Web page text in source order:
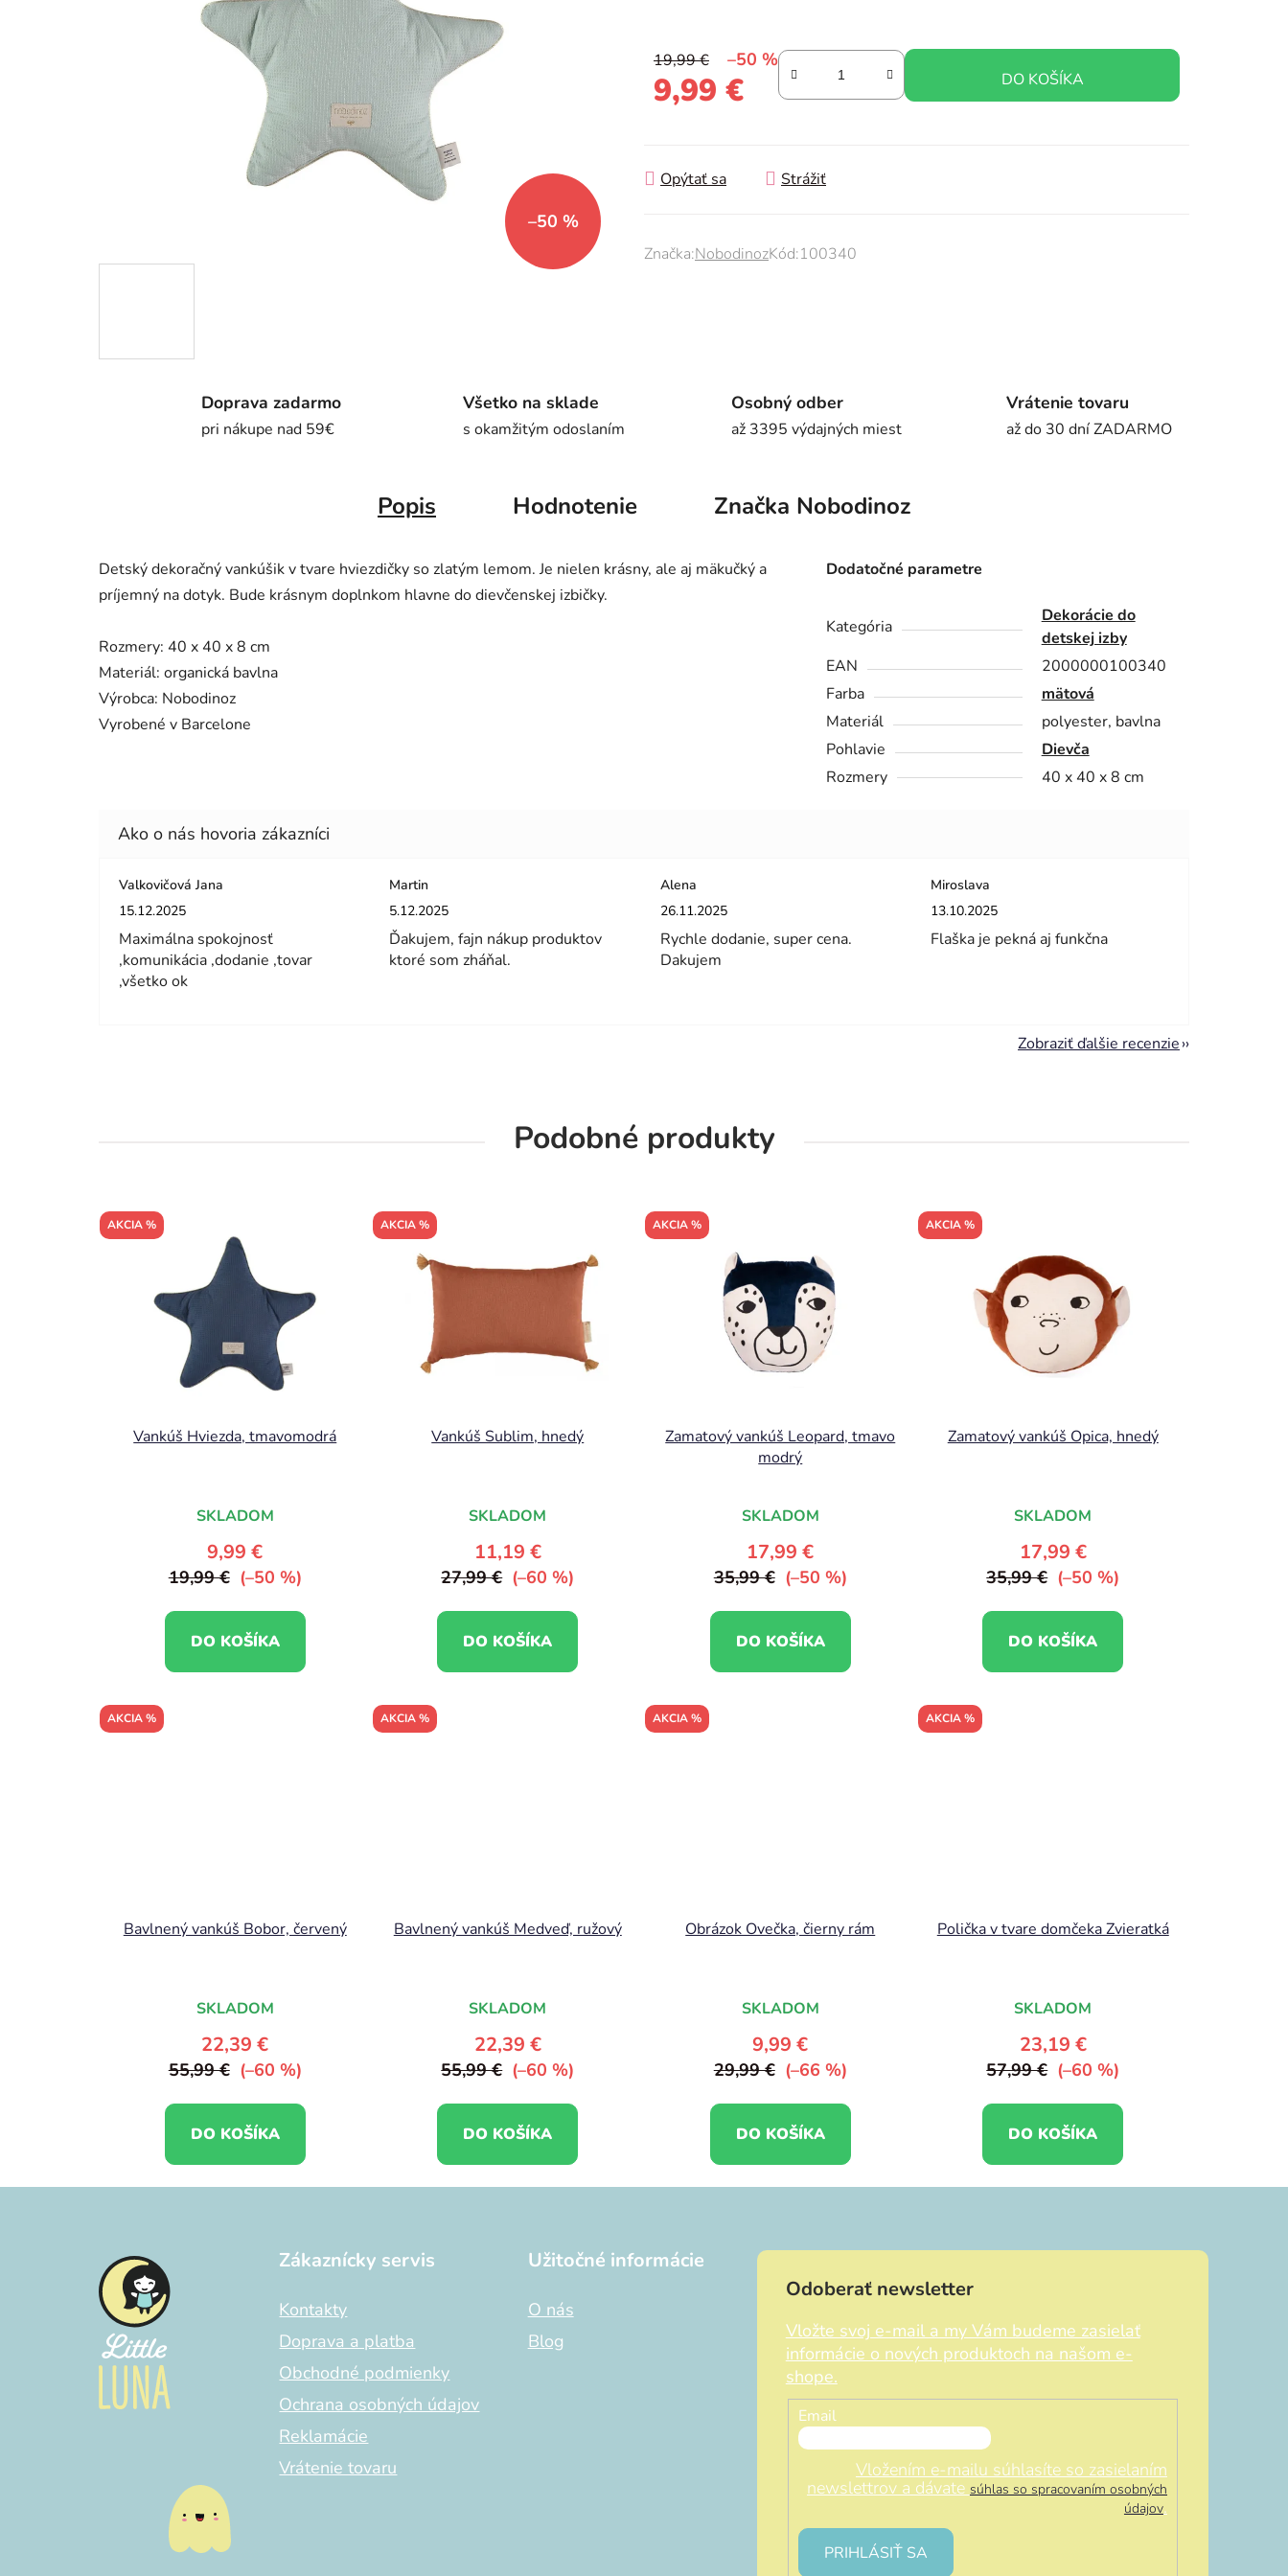
hviezdičiek.
19,99 € –50 %
9,99 € DO KOŠÍKA
Opýtať sa Strážiť
Značka:NobodinozKód:100340
–50 %
Doprava zadarmo
pri nákupe nad 59€
Všetko na sklade
s okamžitým odoslaním
Osobný odber
až 3395 výdajných miest
Vrátenie tovaru
až do 30 dní ZADARMO
Popis Hodnotenie Značka Nobodinoz
Detský dekoračný vankúšik v tvare hviezdičky so zlatým lemom. Je nielen krásny, ale aj mäkučký a
príjemný na dotyk. Bude krásnym doplnkom hlavne do dievčenskej izbičky.
Rozmery: 40 x 40 x 8 cm
Materiál: organická bavlna
Výrobca: Nobodinoz
Vyrobené v Barcelone
Dodatočné parametre
Kategória
Dekorácie do
detskej izby
EAN
2000000100340
Farba
mätová
Materiál
polyester, bavlna
Pohlavie
Dievča
Rozmery
40 x 40 x 8 cm
Valkovičová Jana
Hodnotenie obchodu je 5 z 5 hviezdičiek.
15.12.2025
Maximálna spokojnosť
,komunikácia ,dodanie ,tovar
,všetko ok
Martin
Hodnotenie obchodu je 5 z 5 hviezdičiek.
5.12.2025
Ďakujem, fajn nákup produktov
ktoré som zháňal.
Alena
Hodnotenie obchodu je 5 z 5 hviezdičiek.
26.11.2025
Rychle dodanie, super cena.
Dakujem
Miroslava
Hodnotenie obchodu je 5 z 5 hviezdičiek.
13.10.2025
Flaška je pekná aj funkčna
Zobraziť ďalšie recenzie
Podobné produkty
AKCIA %
Vankúš Hviezda, tmavomodrá
SKLADOM
9,99 €
19,99 € (–50 %)
DO KOŠÍKA
AKCIA %
Vankúš Sublim, hnedý
SKLADOM
11,19 €
27,99 € (–60 %)
DO KOŠÍKA
AKCIA %
Zamatový vankúš Leopard, tmavo
modrý
SKLADOM
17,99 €
35,99 € (–50 %)
DO KOŠÍKA
AKCIA %
Zamatový vankúš Opica, hnedý
SKLADOM
17,99 €
35,99 € (–50 %)
DO KOŠÍKA
AKCIA %
Bavlnený vankúš Bobor, červený
SKLADOM
22,39 €
55,99 € (–60 %)
DO KOŠÍKA
AKCIA %
Bavlnený vankúš Medveď, ružový
SKLADOM
22,39 €
55,99 € (–60 %)
DO KOŠÍKA
AKCIA %
Obrázok Ovečka, čierny rám
SKLADOM
9,99 €
29,99 € (–66 %)
DO KOŠÍKA
AKCIA %
Polička v tvare domčeka Zvieratká
SKLADOM
23,19 €
57,99 € (–60 %)
DO KOŠÍKA
Zákaznícky servis
Kontakty
Doprava a platba
Obchodné podmienky
Ochrana osobných údajov
Reklamácie
Vrátenie tovaru
Užitočné informácie
O nás
Blog
Odoberať newsletter
Vložte svoj e-mail a my Vám budeme zasielať
informácie o nových produktoch na našom e-
shope.
Email
Vložením e-mailu súhlasíte so zasielaním
newslettrov a dávate súhlas so spracovaním osobných
údajov.
PRIHLÁSIŤ SA